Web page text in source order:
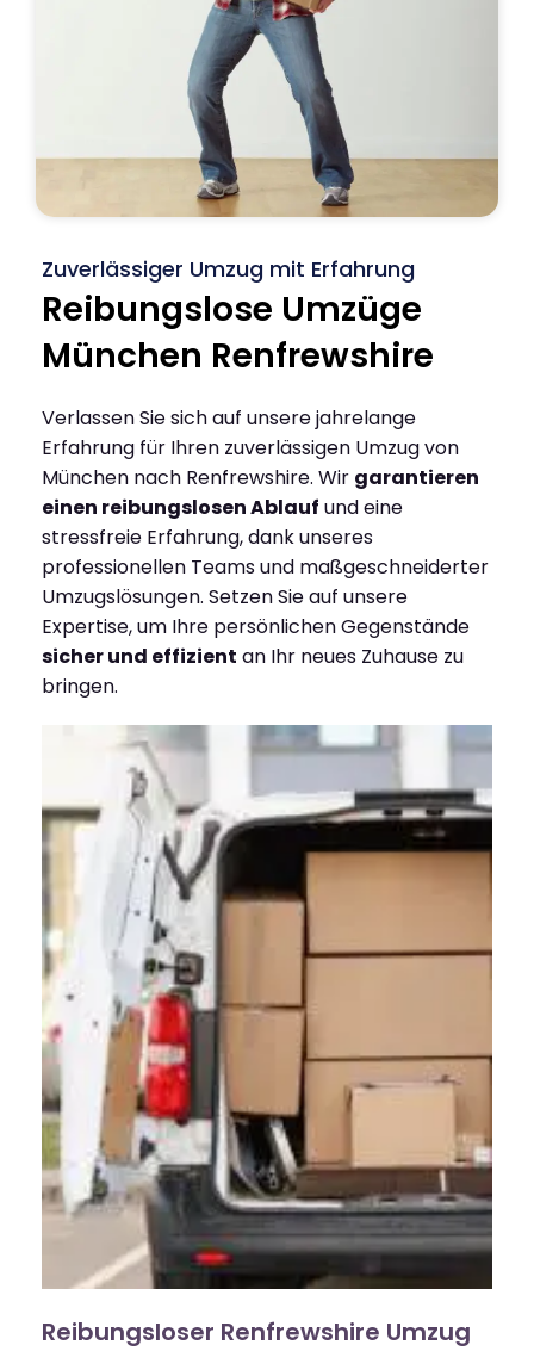
Zuverlässiger Umzug mit Erfahrung
Reibungslose Umzüge
München Renfrewshire
Verlassen Sie sich auf unsere jahrelange
Erfahrung für Ihren zuverlässigen Umzug von
München nach Renfrewshire. Wir garantieren
einen reibungslosen Ablauf und eine
stressfreie Erfahrung, dank unseres
professionellen Teams und maßgeschneiderter
Umzugslösungen. Setzen Sie auf unsere
Expertise, um Ihre persönlichen Gegenstände
sicher und effizient an Ihr neues Zuhause zu
bringen.
Reibungsloser Renfrewshire Umzug